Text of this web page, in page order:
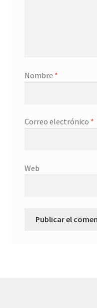
Nombre *
Correo electrónico *
Web